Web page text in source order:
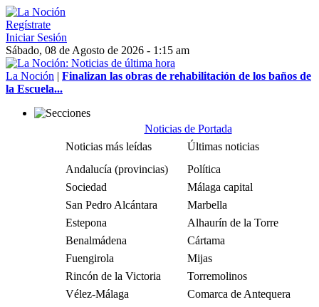
Regístrate
Iniciar Sesión
Sábado, 08 de Agosto de 2026 - 1:15 am
La Noción | Finalizan las obras de rehabilitación de los baños de
la Escuela...
Noticias de Portada
Noticias más leídas
Últimas noticias
Andalucía (provincias)
Política
Sociedad
Málaga capital
San Pedro Alcántara
Marbella
Estepona
Alhaurín de la Torre
Benalmádena
Cártama
Fuengirola
Mijas
Rincón de la Victoria
Torremolinos
Vélez-Málaga
Comarca de Antequera